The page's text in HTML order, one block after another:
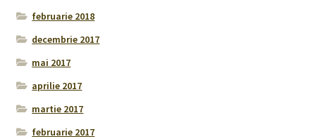
februarie 2018
decembrie 2017
mai 2017
aprilie 2017
martie 2017
februarie 2017